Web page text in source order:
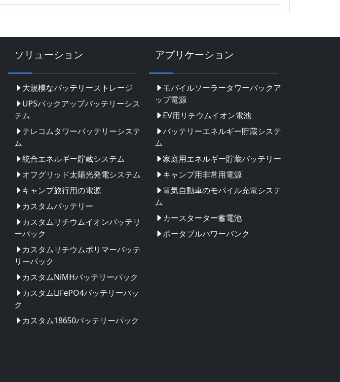
ソリューション
大規模なバッテリーストレージ
UPSバックアップバッテリーシス
テム
テレコムタワーバッテリーシステ
ム
統合エネルギー貯蔵システム
オフグリッド太陽光発電システム
キャンプ旅行用の電源
カスタムバッテリー
カスタムリチウムイオンバッテリ
ーパック
カスタムリチウムポリマーバッテ
リーパック
カスタムNiMHバッテリーパック
カスタムLiFePO4バッテリーパッ
ク
カスタム18650バッテリーパック
アプリケーション
モバイルソーラータワーバックア
ップ電源
EV用リチウムイオン電池
バッテリーエネルギー貯蔵システ
ム
家庭用エネルギー貯蔵バッテリー
キャンプ用非常用電源
電気自動車のモバイル充電システ
ム
カースターター蓄電池
ポータブルパワーバンク